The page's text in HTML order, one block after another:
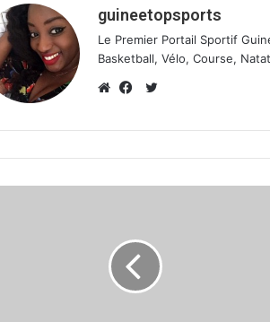
guineetopsports
Le Premier Portail Sportif
Basketball, Vélo, Course,
e
a
o
k
i